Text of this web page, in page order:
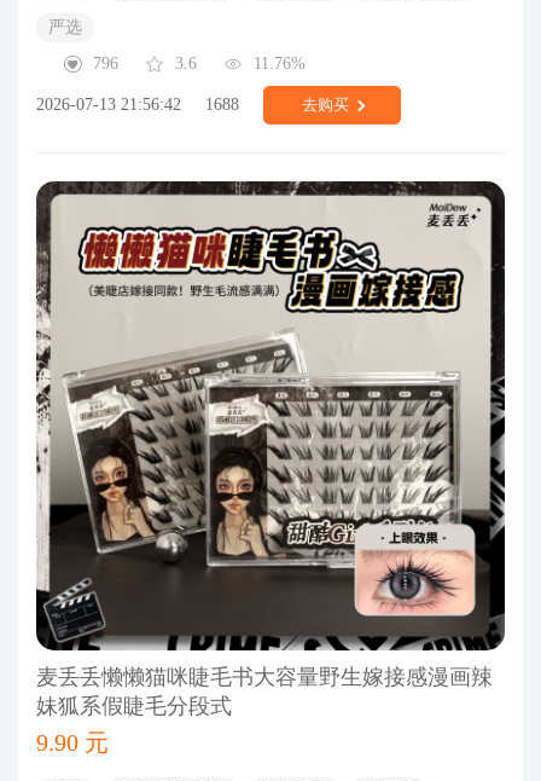
严选
796
3.6 11.76%
2026-07-13 21:56:42 1688 去购买
麦丢丢懒懒猫咪睫毛书大容量野生嫁接感漫画辣
妹狐系假睫毛分段式
9.90 元